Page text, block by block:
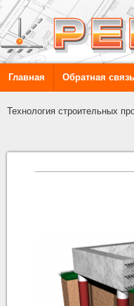
Главная Обратная связь
Технология строительных